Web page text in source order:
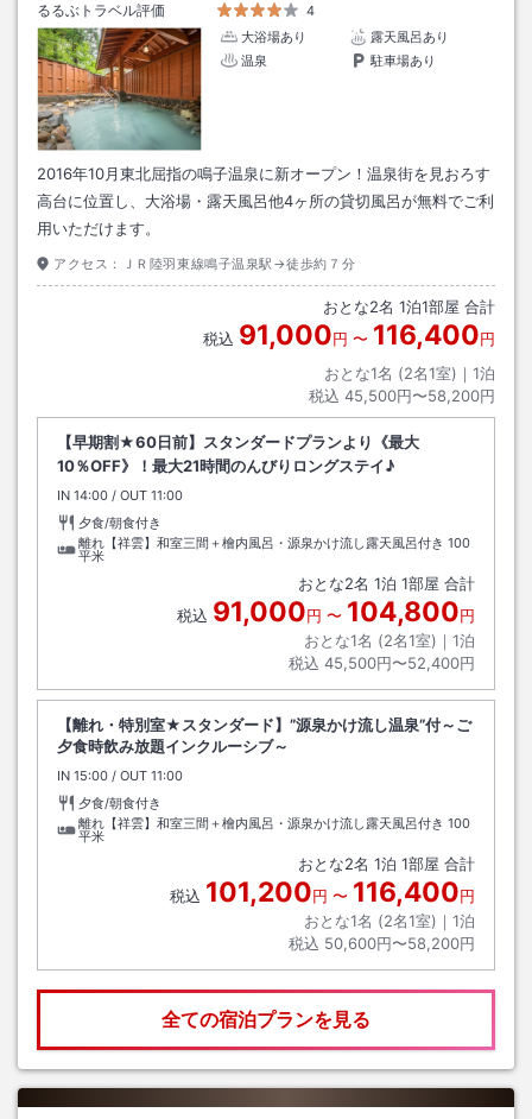
るるぶトラベル評価
4
大浴場あり
露天風呂あり
温泉
駐車場あり
2016年10月東北屈指の鳴子温泉に新オープン！温泉街を見おろす
高台に位置し、大浴場・露天風呂他4ヶ所の貸切風呂が無料でご利
用いただけます。
アクセス： ＪＲ陸羽東線鳴子温泉駅→徒歩約７分
おとな2名 1泊1部屋 合計
税込 91,000円 〜 116,400円
おとな1名 (2名1室)｜ 1泊
税込 45,500円〜58,200円
【早期割★60日前】スタンダードプランより《最大
10％OFF》！最大21時間のんびりロングステイ♪
IN チェックイン
14:00 / OUT チェックアウト
11:00
夕食/朝食付き
離れ【祥雲】和室三間＋檜内風呂・源泉かけ流し露天風呂付き 100
平米
おとな2名 1泊 1部屋 合計
税込 91,000円 〜 104,800円
おとな1名 (2名1室)｜ 1泊
税込 45,500円〜52,400円
【離れ・特別室★スタンダード】”源泉かけ流し温泉”付～ご
夕食時飲み放題インクルーシブ～
IN チェックイン
15:00 / OUT チェックアウト
11:00
夕食/朝食付き
離れ【祥雲】和室三間＋檜内風呂・源泉かけ流し露天風呂付き 100
平米
おとな2名 1泊 1部屋 合計
税込 101,200円 〜 116,400円
おとな1名 (2名1室)｜ 1泊
税込 50,600円〜58,200円
全ての宿泊プランを見る